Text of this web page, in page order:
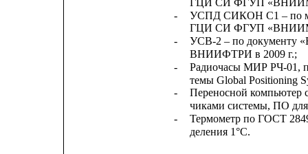
-
УСПД СИКОН С1 – по
ГЦИ СИ ФГУП
-
УСВ-2 – по документу
ВНИИФТРИ в 2009 г.;
-
Радиочасы МИР РЧ-01,
темы Global Positioning
-
Переносной компьютер
чиками системы, ПО
-
Термометр по ГОСТ
деления 1°С.